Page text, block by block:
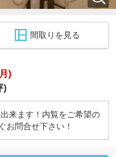
間取りを見る
)
)
来ます！内覧をご希望の
お問合せ下さい！